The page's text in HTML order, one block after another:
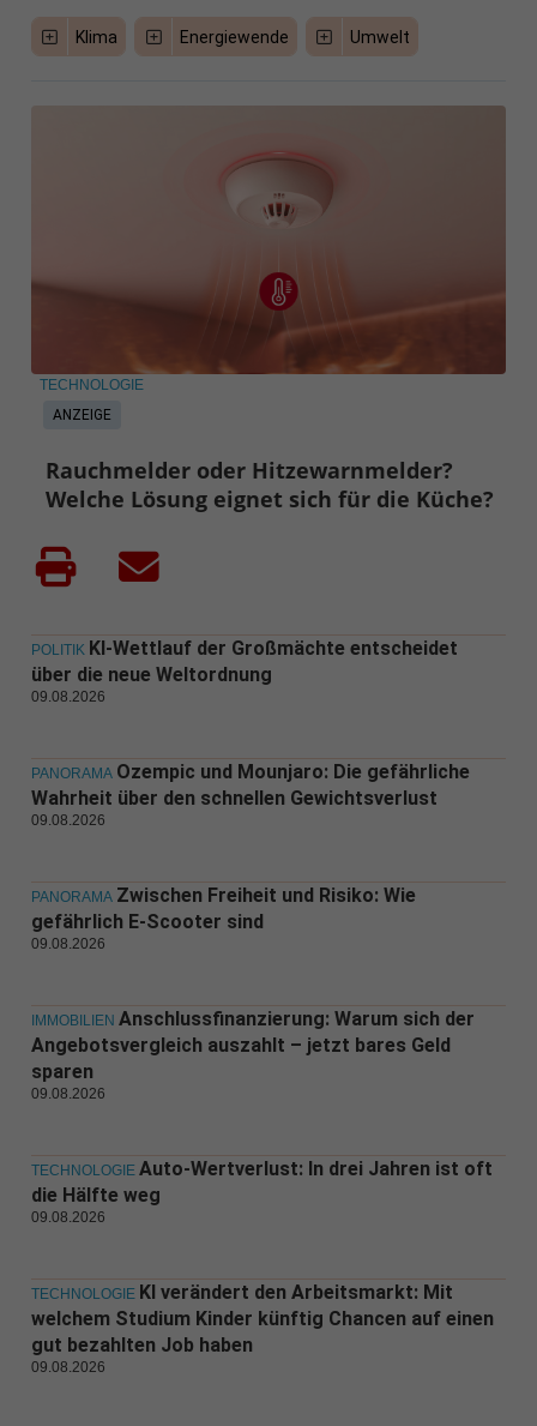
Klima Energiewende Umwelt
ANZEIGE
TECHNOLOGIE
Rauchmelder oder Hitzewarnmelder?
Welche Lösung eignet sich für die Küche?
POLITIK KI-Wettlauf der Großmächte entscheidet
über die neue Weltordnung
09.08.2026
PANORAMA Ozempic und Mounjaro: Die gefährliche
Wahrheit über den schnellen Gewichtsverlust
09.08.2026
PANORAMA Zwischen Freiheit und Risiko: Wie
gefährlich E-Scooter sind
09.08.2026
IMMOBILIEN Anschlussfinanzierung: Warum sich der
Angebotsvergleich auszahlt – jetzt bares Geld
sparen
09.08.2026
TECHNOLOGIE Auto-Wertverlust: In drei Jahren ist oft
die Hälfte weg
09.08.2026
TECHNOLOGIE KI verändert den Arbeitsmarkt: Mit
welchem Studium Kinder künftig Chancen auf einen
gut bezahlten Job haben
09.08.2026